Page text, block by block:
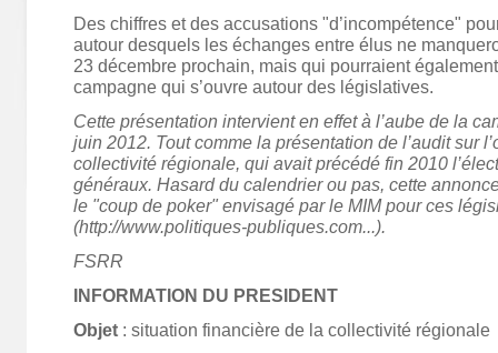
Des chiffres et des accusations "d’incompétence"
autour desquels les échanges entre élus ne
23 décembre prochain, mais qui pourraient
campagne qui s’ouvre autour des législatives.
Cette présentation intervient en effet à l’aube de la
juin 2012. Tout comme la présentation de l’audit sur
collectivité régionale, qui avait précédé fin 2010
généraux. Hasard du calendrier ou pas, cette
le "coup de poker" envisagé par le MIM pour ces
(http://www.politiques-publiques.com...).
FSRR
INFORMATION DU PRESIDENT
Objet : situation financière de la collectivité régionale